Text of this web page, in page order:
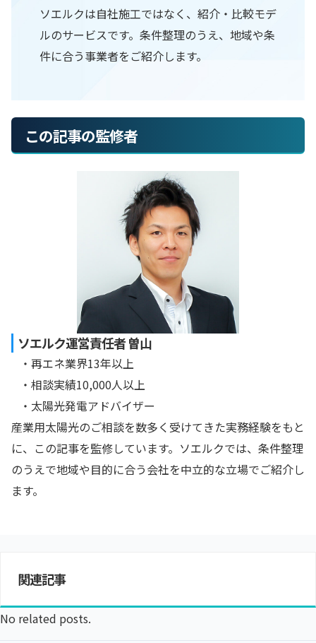
ソエルクは自社施工ではなく、紹介・比較モデ
ルのサービスです。条件整理のうえ、地域や条
件に合う事業者をご紹介します。
この記事の監修者
ソエルク運営責任者 曽山
・再エネ業界13年以上
・相談実績10,000人以上
・太陽光発電アドバイザー
産業用太陽光のご相談を数多く受けてきた実務経験をもと
に、この記事を監修しています。ソエルクでは、条件整理
のうえで地域や目的に合う会社を中立的な立場でご紹介し
ます。
関連記事
No related posts.